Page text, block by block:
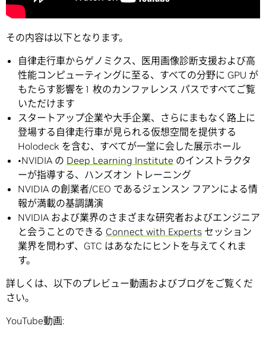
その内容は以下となります。
自律走行車からゲノミクス、医用画像診断支援および高
性能コンピューティングに至る、すべての分野に GPU が
もたらす影響を1 枚のカンファレンス パスですべてご覧
いただけます
スタートアップ企業や大手企業、さらにまもなく路上に
登場する自律走行車が見られる仮想空間を提供する
Holodeck を含む、すべてが一堂に会した展示ホール
•NVIDIA の Deep Learning Institute のインストラクタ
ーが指導する、ハンズオン トレーニング
NVIDIA の創業者/CEO であるジェンスン フアンによる情
報が満載の基調講演
NVIDIA および業界のさまざまな研究者およびエンジニア
と会うことのできる Connect with Experts セッション
業界を問わず、GTC はあなたにヒントを与えてくれま
す。
詳しくは、以下のプレビュー動画およびブログをご覧くだ
さい。
YouTube動画: